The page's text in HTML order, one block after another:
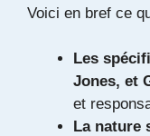
Voici en bref ce
Les
Jones, et
et
La nature